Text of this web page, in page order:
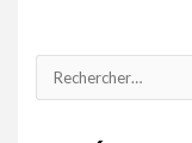
Rechercher :